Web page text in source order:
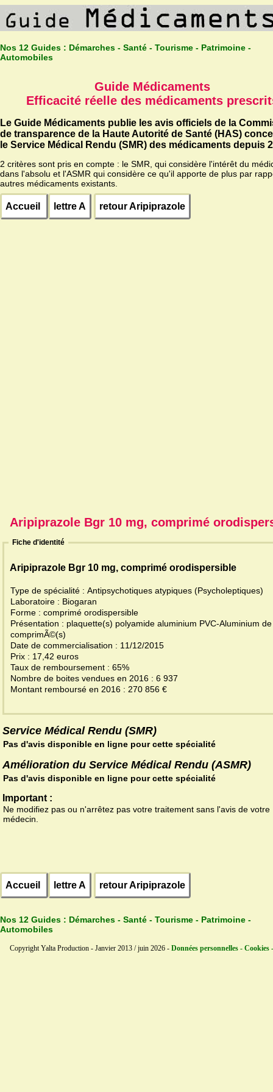
Nos 12 Guides : Démarches - Santé - Tourisme - Patrimoine -
Automobiles
Guide Médicaments
Efficacité réelle des médicaments
Le Guide Médicaments publie les avis officiels de la
de transparence de la Haute Autorité de Santé (HAS)
le Service Médical Rendu (SMR) des médicaments depuis
2 critères sont pris en compte : le SMR, qui considère l'intérêt du
dans l'absolu et l'ASMR qui considère ce qu'il apporte de plus par
autres médicaments existants.
Accueil lettre A retour Aripiprazole
Aripiprazole Bgr 10 mg, comprimé
Fiche d'identité
Aripiprazole Bgr 10 mg, comprimé orodispersible
Type de spécialité : Antipsychotiques atypiques (Psycholeptiques)
Laboratoire : Biogaran
Forme : comprimé orodispersible
Présentation : plaquette(s) polyamide aluminium PVC-Aluminium
comprimÃ©(s)
Date de commercialisation : 11/12/2015
Prix : 17,42 euros
Taux de remboursement : 65%
Nombre de boites vendues en 2016 : 6 937
Montant remboursé en 2016 : 270 856 €
Service Médical Rendu (SMR)
Pas d'avis disponible en ligne pour cette spécialité
Amélioration du Service Médical Rendu (ASMR)
Pas d'avis disponible en ligne pour cette spécialité
Important :
Ne modifiez pas ou n'arrêtez pas votre traitement sans l'avis de votre
médecin.
Accueil lettre A retour Aripiprazole
Nos 12 Guides : Démarches - Santé - Tourisme - Patrimoine -
Automobiles
Copyright Yalta Production - Janvier 2013 / juin 2026 - Données personnelles - Cookies